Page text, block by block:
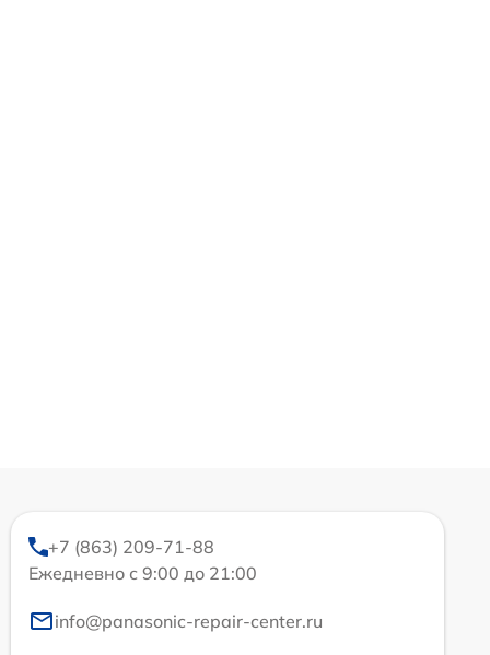
+7 (863) 209-71-88
Ежедневно с 9:00 до 21:00
info@panasonic-repair-center.ru